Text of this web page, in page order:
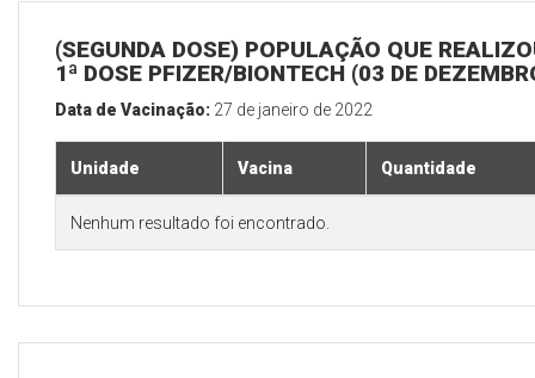
(SEGUNDA DOSE) POPULAÇÃO QUE
1ª DOSE PFIZER/BIONTECH (03 DE
Data de Vacinação: 27 de janeiro de 2022
Unidade Vacina Quantidade
Nenhum resultado foi encontrado.